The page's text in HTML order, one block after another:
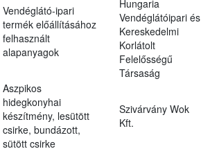
Vendéglátó-ipari
termék előállításához
felhasznált
alapanyagok
Hungaria
Vendéglátóipari és
Kereskedelmi
Korlátolt
Felelősségű
Társaság
Aszpikos
hidegkonyhai
készítmény, lesütött
csirke, bundázott,
sütött csirke
Szivárvány Wok
Kft.